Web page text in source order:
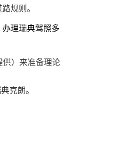
规则。
办理瑞典驾照多
）来准备理论
克朗。